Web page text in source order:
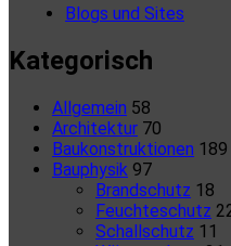
Blogs und Sites
Kategorisch
Allgemein 58
Architektur 70
Baukonstruktionen 189
Bauphysik 97
Brandschutz 18
Feuchteschutz
Schallschutz 11